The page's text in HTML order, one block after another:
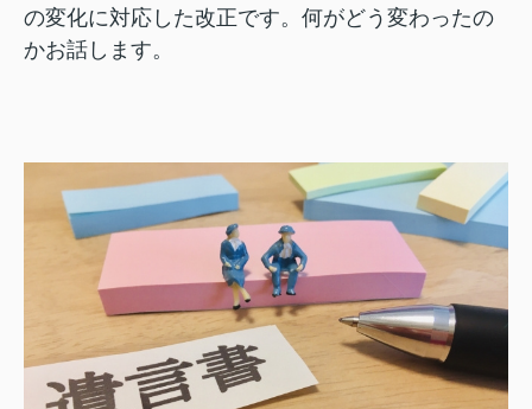
の変化に対応した改正です。何がどう変わったの
かお話します。